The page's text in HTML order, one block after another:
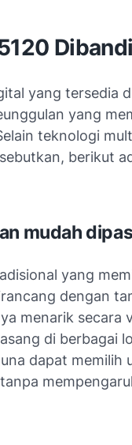
yang tersedia
yang
teknologi
berikut
mudah
yang
dengan
menarik secara
di berbagai
dapat memilih